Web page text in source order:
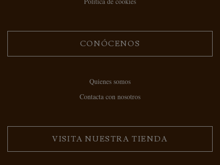
CONÓCENOS
Quienes somos
Contacta con nosotros
VISITA NUESTRA TIENDA